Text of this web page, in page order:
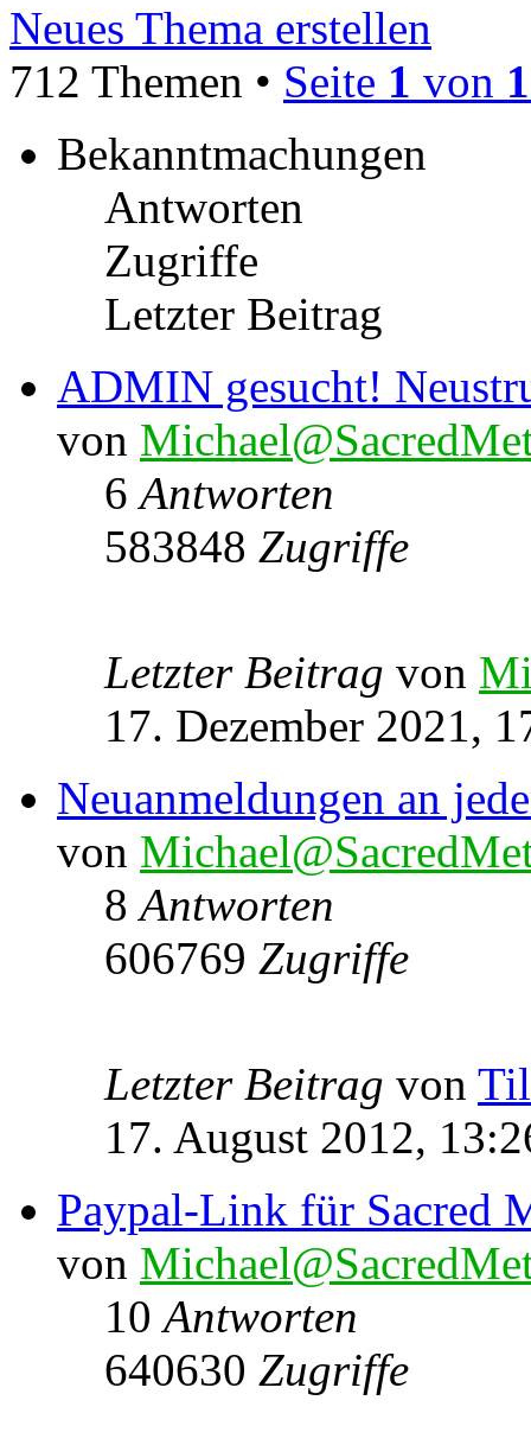
Neues Thema erstellen
712 Themen • Seite 1 von
Bekanntmachungen
Antworten
Zugriffe
Letzter Beitrag
ADMIN gesucht!
von
6Antworten
583848 Zugriffe
Letzter Beitrag von
17. Dezember 2021,
Neuanmeldungen an
von
8Antworten
606769 Zugriffe
Letzter Beitrag von
17. August 2012,
Paypal-Link für Sacred
von
10Antworten
640630 Zugriffe